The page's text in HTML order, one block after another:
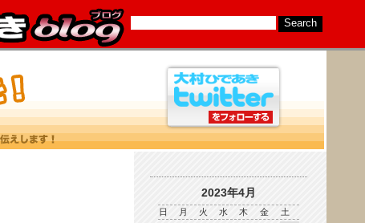
2023年4月
日 月 火 水 木 金 土